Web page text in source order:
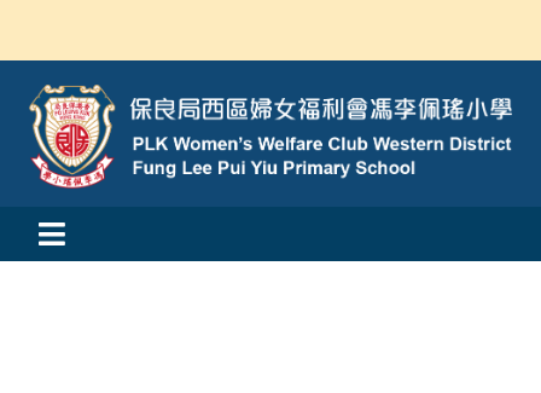
content
Toggle